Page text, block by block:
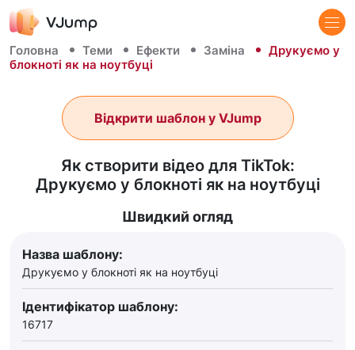
Головна Теми Ефекти Заміна
Друкуємо у
блокноті як на ноутбуці
Як створити відео для TikTok:
Друкуємо у блокноті як на ноутбуці
Відкрити шаблон у VJump
Швидкий огляд
Назва шаблону:
Друкуємо у блокноті як на ноутбуці
Ідентифікатор шаблону:
16717